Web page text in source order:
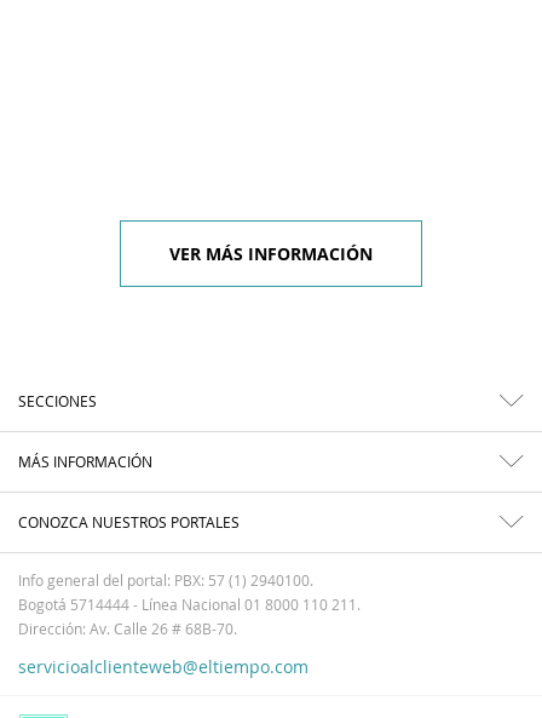
VER MÁS INFORMACIÓN
SECCIONES
MÁS INFORMACIÓN
CONOZCA NUESTROS PORTALES
Info general del portal: PBX: 57 (1) 2940100.
Bogotá 5714444 - Línea Nacional 01 8000 110 211.
Dirección: Av. Calle 26 # 68B-70.
servicioalclienteweb@eltiempo.com